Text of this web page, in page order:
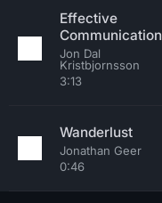
Effective
Communication
Jon Dal
Kristbjornsson
3:13
Wanderlust
Jonathan Geer
0:46